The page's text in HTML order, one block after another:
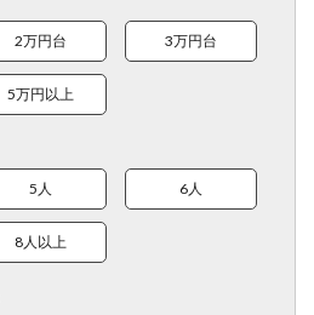
2万円台 3万円台
5万円以上
5人 6人
8人以上